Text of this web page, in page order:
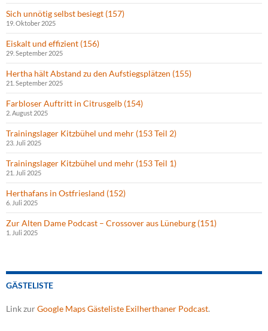
Sich unnötig selbst besiegt (157)
19. Oktober 2025
Eiskalt und effizient (156)
29. September 2025
Hertha hält Abstand zu den Aufstiegsplätzen (155)
21. September 2025
Farbloser Auftritt in Citrusgelb (154)
2. August 2025
Trainingslager Kitzbühel und mehr (153 Teil 2)
23. Juli 2025
Trainingslager Kitzbühel und mehr (153 Teil 1)
21. Juli 2025
Herthafans in Ostfriesland (152)
6. Juli 2025
Zur Alten Dame Podcast – Crossover aus Lüneburg (151)
1. Juli 2025
GÄSTELISTE
Link zurGoogle Maps Gästeliste Exilherthaner Podcast.